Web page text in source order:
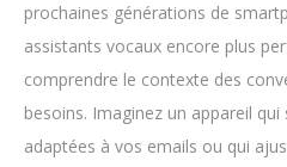
prochaines générations de
assistants vocaux encore plus
comprendre le contexte des
besoins. Imaginez un appareil
adaptées à vos emails ou qui